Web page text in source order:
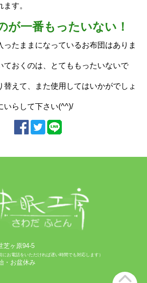
す。
が一番もったいない！
ったままになっているお布団はありま
ておくのは、とてももったいないで
替えて、また使用してはいかがでしょ
いらして下さい(^^)/
芝ヶ原94-5
にお電話をいただければ遅い時間でも対応します）
お盆休み